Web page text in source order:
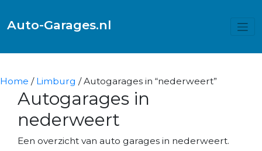
Auto-Garages.nl
Home / Limburg / Autogarages in “nederweert”
Autogarages in
nederweert
Een overzicht van auto garages in nederweert.